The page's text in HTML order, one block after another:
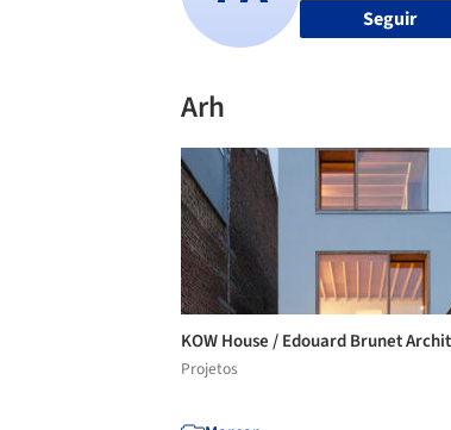
Seguir
Arh
KOW House / Edouard Brunet
Projetos